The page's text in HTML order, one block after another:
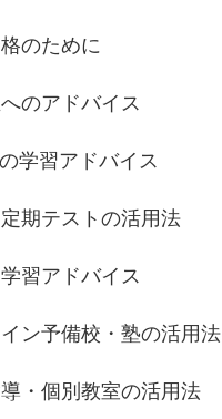
のために
のアドバイス
学習アドバイス
期テストの活用法
習アドバイス
ン予備校・塾の活用法
・個別教室の活用法